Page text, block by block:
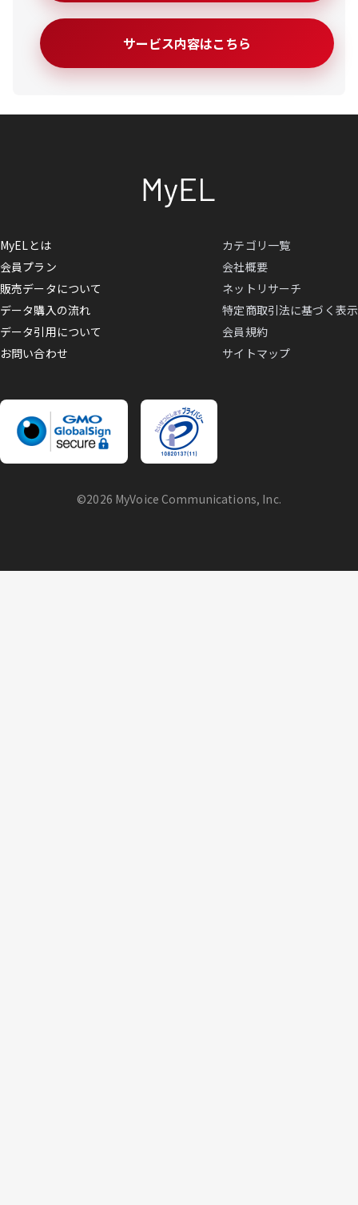
サービス内容はこちら
MyELとは
会員プラン
販売データについて
データ購入の流れ
データ引用について
お問い合わせ
カテゴリ一覧
会社概要
ネットリサーチ
特定商取引法に基づく表示
会員規約
サイトマップ
©2026 MyVoice Communications, Inc.